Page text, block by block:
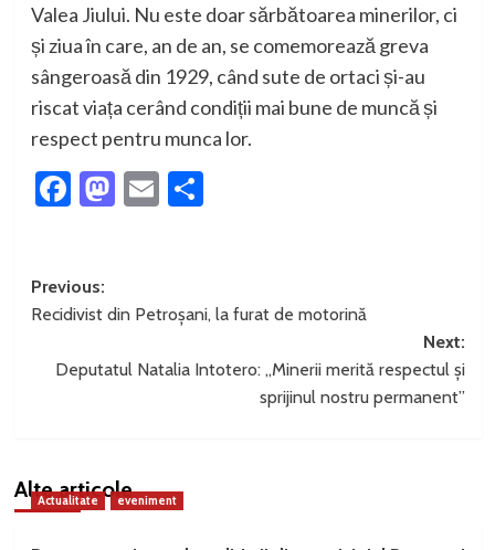
Valea Jiului. Nu este doar sărbătoarea minerilor, ci
și ziua în care, an de an, se comemorează greva
sângeroasă din 1929, când sute de ortaci și-au
riscat viața cerând condiții mai bune de muncă și
respect pentru munca lor.
Facebook
Mastodon
EmailPartajează
Post
navigation
Previous:
Recidivist din Petroșani, la furat de motorină
Next:
Deputatul Natalia Intotero: „Minerii merită respectul și
sprijinul nostru permanent”
Alte articole
Actualitate eveniment